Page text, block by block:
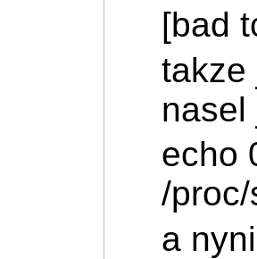
[bad
takze
nasel
echo
/
a